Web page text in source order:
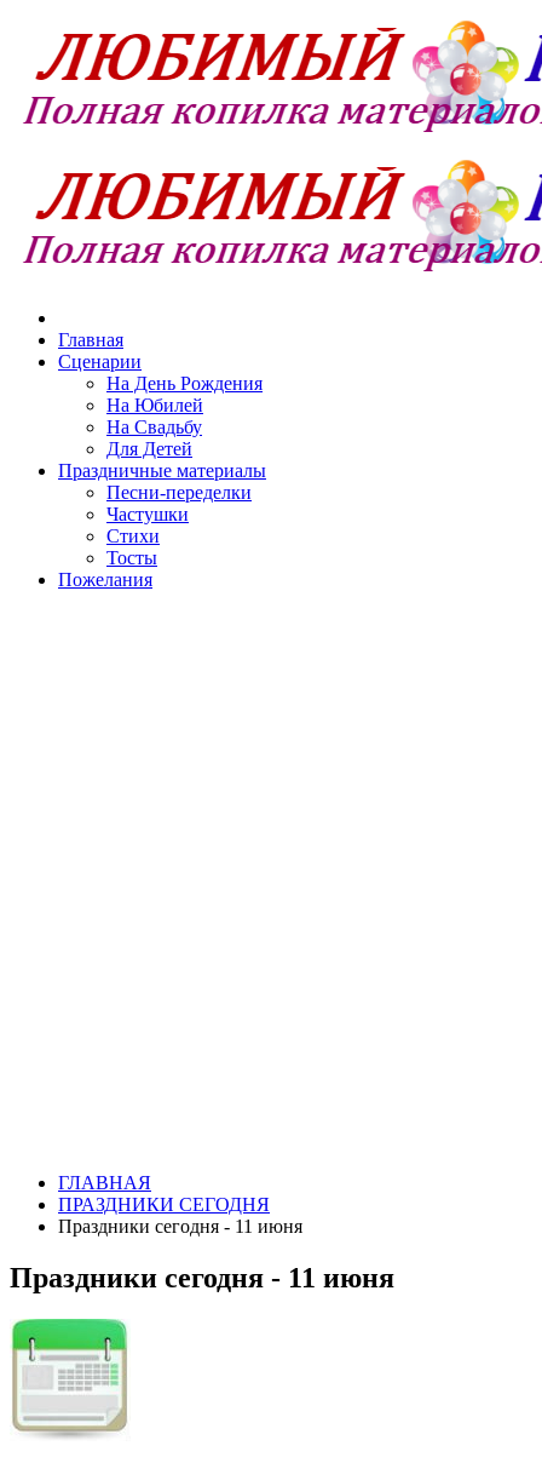
Главная
Сценарии
На День Рождения
На Юбилей
На Свадьбу
Для Детей
Праздничные материалы
Песни-переделки
Частушки
Стихи
Тосты
Пожелания
ГЛАВНАЯ
ПРАЗДНИКИ СЕГОДНЯ
Праздники сегодня - 11 июня
Праздники сегодня - 11 июня